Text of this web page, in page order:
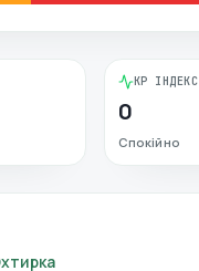
KP ІНДЕКС
0
Спокійно